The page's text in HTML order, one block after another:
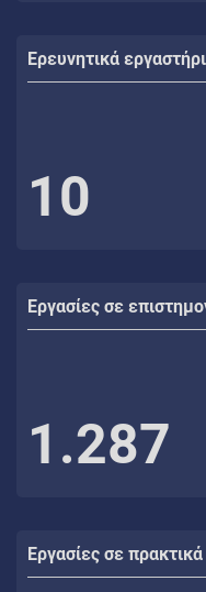
Ερευνητικά
10
Εργασίες σε
1.287
Εργασίες σε